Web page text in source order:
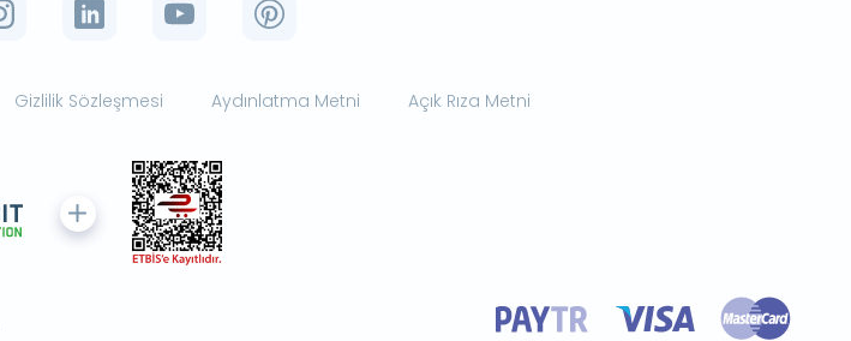
Gizlilik Sözleşmesi Aydınlatma Metni Açık Rıza Metni